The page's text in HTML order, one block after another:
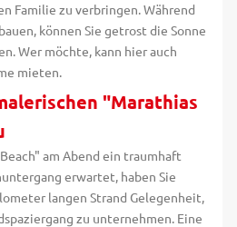
Familie zu verbringen. Während
können Sie getrost die Sonne
Wer möchte, kann hier auch
mieten.
"Marathias
am Abend ein traumhaft
erwartet, haben Sie
langen Strand Gelegenheit,
zu unternehmen. Eine